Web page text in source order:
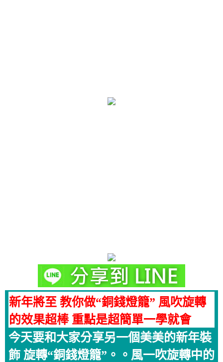
新年將至 教你做“銅錢燈籠” 風吹旋轉
的效果超棒 重點是超簡單一學就會
今天要和大家分享另一個美美的新年裝
飾 旋轉“銅錢燈籠”。。風一吹旋轉中的